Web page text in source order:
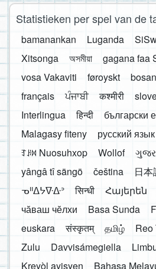
Statistieken per spel van de
bamanankan Luganda
Xitsonga
অসমীয়া
gagana faa
vosa Vakaviti
føroyskt
français
ਪੰਜਾਬੀ कश्मीरी
Interlingua
हिन्दी
български
Malagasy fiteny
русский язык
ꆈꌠ꒿ Nuosuhxop
Wollof
yângâ tî sängö
čeština 日本
ᓀᐦᐃᔭᐍᐏᐣ
सिन्धी Հայերեն
чӑваш чӗлхи
Basa Sunda
euskara
संस्कृतम् தமிழ் Reo
Zulu
Davvisámegiella
Kreyòl ayisyen
Bahasa